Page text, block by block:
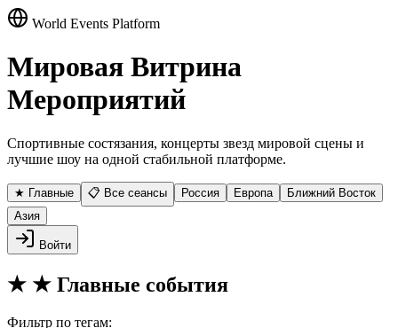
World Events Platform
Мировая Витрина
Мероприятий
Спортивные состязания, концерты звезд мировой сцены и
лучшие шоу на одной стабильной платформе.
★ Главные 📋 Все сеансы Россия Европа
Ближний Восток
Азия
Войти
★ ★ Главные события
Фильтр по тегам: